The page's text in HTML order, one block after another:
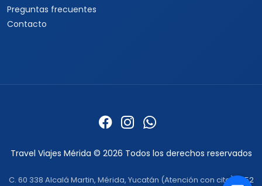
Preguntas frecuentes
Contacto
Travel Viajes Mérida © 2026 Todos los derechos reservados
C. 60 338 Alcalá Martin, Mérida, Yucatán (Atención con cita) ·+52